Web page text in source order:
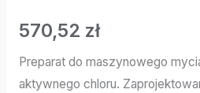
570,52 zł
Preparat do maszynowego
aktywnego chloru.